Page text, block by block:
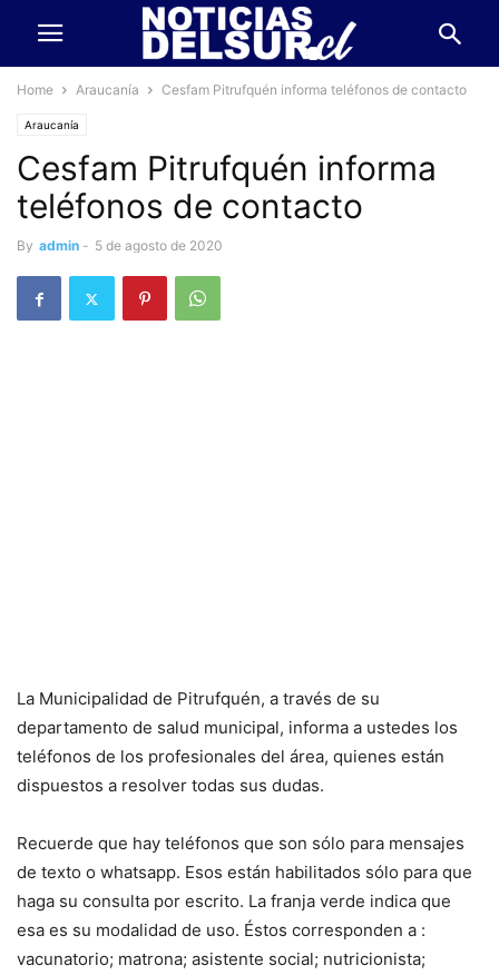
Home Araucanía Cesfam Pitrufquén informa teléfonos de contacto
Araucanía
Cesfam Pitrufquén informa
teléfonos de contacto
By admin - 5 de agosto de 2020
La Municipalidad de Pitrufquén, a través de su
departamento de salud municipal, informa a ustedes los
teléfonos de los profesionales del área, quienes están
dispuestos a resolver todas sus dudas.
Recuerde que hay teléfonos que son sólo para mensajes
de texto o whatsapp. Esos están habilitados sólo para que
haga su consulta por escrito. La franja verde indica que
esa es su modalidad de uso. Éstos corresponden a :
vacunatorio; matrona; asistente social; nutricionista;